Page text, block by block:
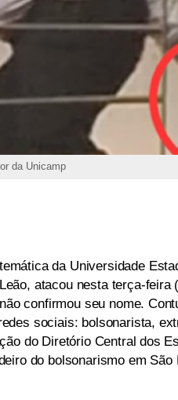
da Unicamp
da Universidade
atacou nesta terça-
confirmou seu nome.
sociais: bolsonarista,
do Diretório Central dos
do bolsonarismo em